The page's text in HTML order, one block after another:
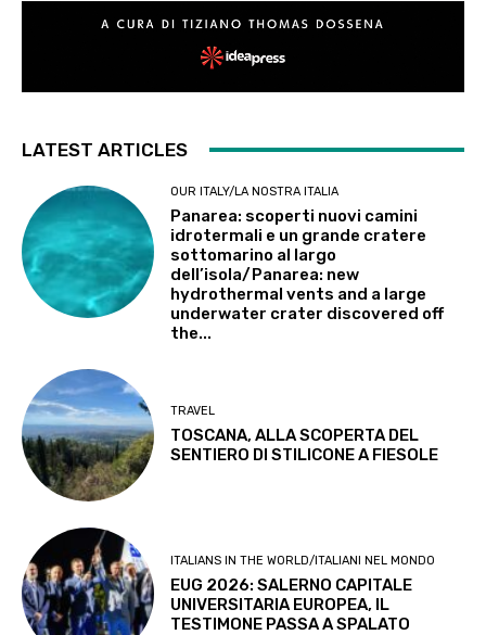
LATEST ARTICLES
OUR ITALY/LA NOSTRA ITALIA
Panarea: scoperti nuovi camini
idrotermali e un grande cratere
sottomarino al largo
dell’isola/Panarea: new
hydrothermal vents and a large
underwater crater discovered off
the...
TRAVEL
TOSCANA, ALLA SCOPERTA DEL
SENTIERO DI STILICONE A FIESOLE
ITALIANS IN THE WORLD/ITALIANI NEL MONDO
EUG 2026: SALERNO CAPITALE
UNIVERSITARIA EUROPEA, IL
TESTIMONE PASSA A SPALATO